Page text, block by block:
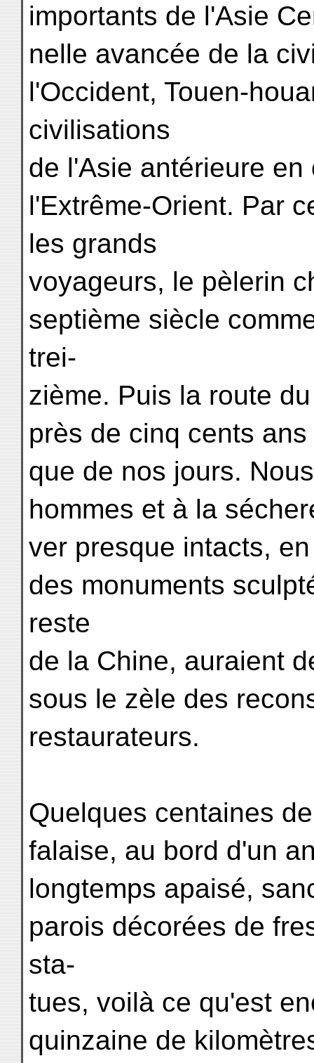
importants de l'Asie
nelle avancée de la
l'Occident, Touen-
civilisations
de l'Asie antérieure
l'Extrême-Orient. Par
les grands
voyageurs, le pèlerin
septième siècle
trei-
zième. Puis la route
près de cinq cents
que de nos jours.
hommes et à la
ver presque intacts,
des monuments
reste
de la Chine, auraient
sous le zèle des
restaurateurs.
Quelques centaines
falaise, au bord d'un
longtemps apaisé,
parois décorées de
sta-
tues, voilà ce qu'est
quinzaine de